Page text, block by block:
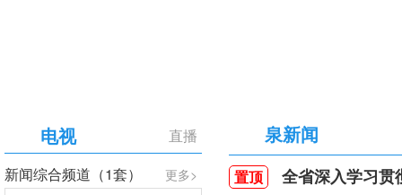
直播
电视
更多>
新闻综合频道（1套）
泉新闻
置顶 全省深入学习贯彻习